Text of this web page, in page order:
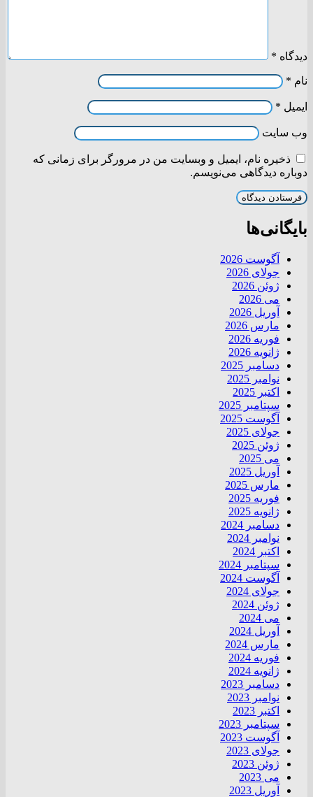
دیدگاه *
نام *
ایمیل *
وب‌ سایت
ذخیره نام، ایمیل و وبسایت من در مرورگر برای زمانی که
دوباره دیدگاهی می‌نویسم.
بایگانی‌ها
آگوست 2026
جولای 2026
ژوئن 2026
می 2026
آوریل 2026
مارس 2026
فوریه 2026
ژانویه 2026
دسامبر 2025
نوامبر 2025
اکتبر 2025
سپتامبر 2025
آگوست 2025
جولای 2025
ژوئن 2025
می 2025
آوریل 2025
مارس 2025
فوریه 2025
ژانویه 2025
دسامبر 2024
نوامبر 2024
اکتبر 2024
سپتامبر 2024
آگوست 2024
جولای 2024
ژوئن 2024
می 2024
آوریل 2024
مارس 2024
فوریه 2024
ژانویه 2024
دسامبر 2023
نوامبر 2023
اکتبر 2023
سپتامبر 2023
آگوست 2023
جولای 2023
ژوئن 2023
می 2023
آوریل 2023